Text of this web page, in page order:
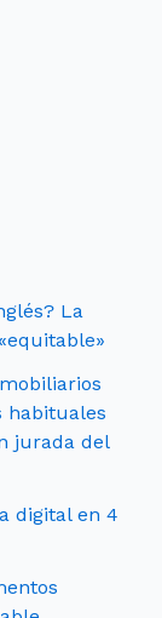
La
habituales
jurada del
digital en 4